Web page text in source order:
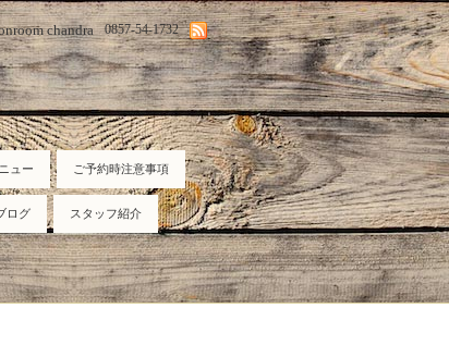
0857-54-1732
chandra
ュー ご予約時注意事項
ログ スタッフ紹介